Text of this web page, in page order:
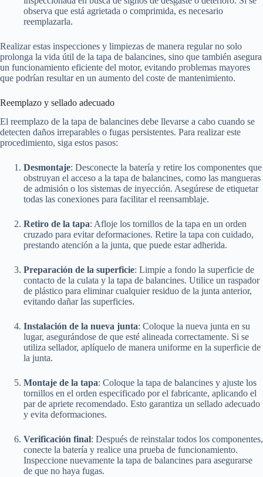
observa que está agrietada o comprimida, es necesario
reemplazarla.
Realizar estas inspecciones y limpiezas de manera regular no solo
prolonga la vida útil de la tapa de balancines, sino que también asegura
un funcionamiento eficiente del motor, evitando problemas mayores
que podrían resultar en un aumento del coste de mantenimiento.
Reemplazo y sellado adecuado
El reemplazo de la tapa de balancines debe llevarse a cabo cuando se
detecten daños irreparables o fugas persistentes. Para realizar este
procedimiento, siga estos pasos:
Desmontaje: Desconecte la batería y retire los componentes que
obstruyan el acceso a la tapa de balancines, como las mangueras
de admisión o los sistemas de inyección. Asegúrese de etiquetar
todas las conexiones para facilitar el reensamblaje.
Retiro de la tapa: Afloje los tornillos de la tapa en un orden
cruzado para evitar deformaciones. Retire la tapa con cuidado,
prestando atención a la junta, que puede estar adherida.
Preparación de la superficie: Limpie a fondo la superficie de
contacto de la culata y la tapa de balancines. Utilice un raspador
de plástico para eliminar cualquier residuo de la junta anterior,
evitando dañar las superficies.
Instalación de la nueva junta: Coloque la nueva junta en su
lugar, asegurándose de que esté alineada correctamente. Si se
utiliza sellador, aplíquelo de manera uniforme en la superficie de
la junta.
Montaje de la tapa: Coloque la tapa de balancines y ajuste los
tornillos en el orden especificado por el fabricante, aplicando el
par de apriete recomendado. Esto garantiza un sellado adecuado
y evita deformaciones.
Verificación final: Después de reinstalar todos los componentes,
conecte la batería y realice una prueba de funcionamiento.
Inspeccione nuevamente la tapa de balancines para asegurarse
de que no haya fugas.